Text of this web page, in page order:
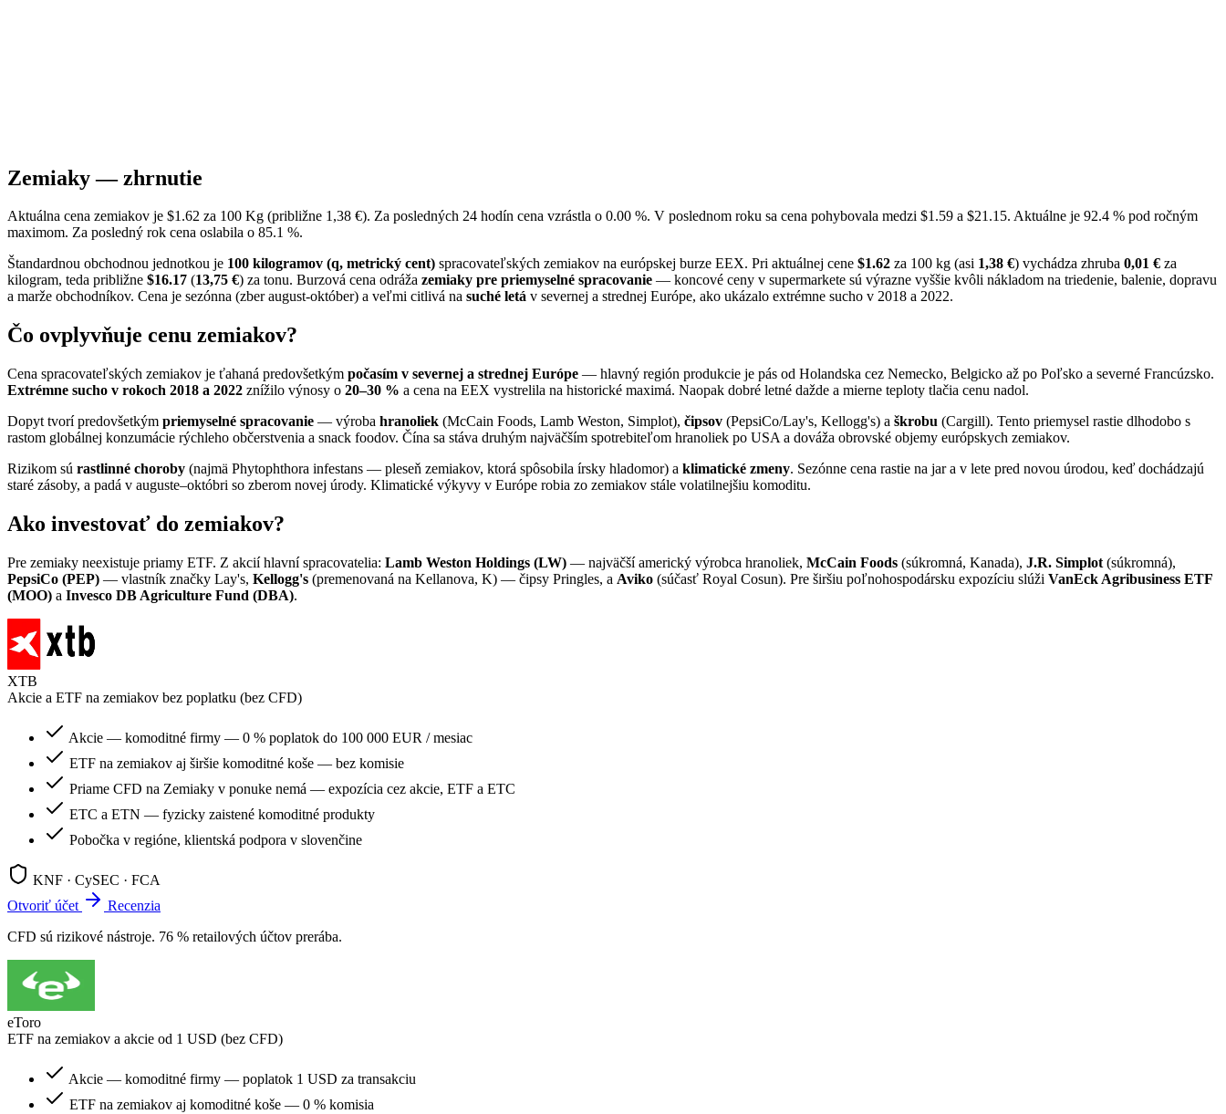
Zemiaky — zhrnutie
Aktuálna cena zemiakov je $1.62 za 100 Kg (približne 1,38 €). Za posledných 24 hodín cena vzrástla o 0.00 %. V poslednom roku sa cena pohybovala medzi $1.59 a $21.15. Aktuálne je 92.4 % pod ročným
maximom. Za posledný rok cena oslabila o 85.1 %.
Štandardnou obchodnou jednotkou je 100 kilogramov (q, metrický cent) spracovateľských zemiakov na európskej burze EEX. Pri aktuálnej cene $1.62 za 100 kg (asi 1,38 €) vychádza zhruba 0,01 € za
kilogram, teda približne $16.17 (13,75 €) za tonu. Burzová cena odráža zemiaky pre priemyselné spracovanie — koncové ceny v supermarkete sú výrazne vyššie kvôli nákladom na triedenie, balenie, dopravu
a marže obchodníkov. Cena je sezónna (zber august-október) a veľmi citlivá na suché letá v severnej a strednej Európe, ako ukázalo extrémne sucho v 2018 a 2022.
Čo ovplyvňuje cenu zemiakov?
Cena spracovateľských zemiakov je ťahaná predovšetkým počasím v severnej a strednej Európe — hlavný región produkcie je pás od Holandska cez Nemecko, Belgicko až po Poľsko a severné Francúzsko.
Extrémne sucho v rokoch 2018 a 2022 znížilo výnosy o 20–30 % a cena na EEX vystrelila na historické maximá. Naopak dobré letné dažde a mierne teploty tlačia cenu nadol.
Dopyt tvorí predovšetkým priemyselné spracovanie — výroba hranoliek (McCain Foods, Lamb Weston, Simplot), čipsov (PepsiCo/Lay's, Kellogg's) a škrobu (Cargill). Tento priemysel rastie dlhodobo s
rastom globálnej konzumácie rýchleho občerstvenia a snack foodov. Čína sa stáva druhým najväčším spotrebiteľom hranoliek po USA a dováža obrovské objemy európskych zemiakov.
Rizikom sú rastlinné choroby (najmä Phytophthora infestans — pleseň zemiakov, ktorá spôsobila írsky hladomor) a klimatické zmeny. Sezónne cena rastie na jar a v lete pred novou úrodou, keď dochádzajú
staré zásoby, a padá v auguste–októbri so zberom novej úrody. Klimatické výkyvy v Európe robia zo zemiakov stále volatilnejšiu komoditu.
Ako investovať do zemiakov?
Pre zemiaky neexistuje priamy ETF. Z akcií hlavní spracovatelia: Lamb Weston Holdings (LW) — najväčší americký výrobca hranoliek, McCain Foods (súkromná, Kanada), J.R. Simplot (súkromná),
PepsiCo (PEP) — vlastník značky Lay's, Kellogg's (premenovaná na Kellanova, K) — čipsy Pringles, a Aviko (súčasť Royal Cosun). Pre širšiu poľnohospodársku expozíciu slúži VanEck Agribusiness ETF
(MOO) a Invesco DB Agriculture Fund (DBA).
XTB
Akcie a ETF na zemiakov bez poplatku (bez CFD)
Akcie — komoditné firmy — 0 % poplatok do 100 000 EUR / mesiac
ETF na zemiakov aj širšie komoditné koše — bez komisie
Priame CFD na Zemiaky v ponuke nemá — expozícia cez akcie, ETF a ETC
ETC a ETN — fyzicky zaistené komoditné produkty
Pobočka v regióne, klientská podpora v slovenčine
KNF · CySEC · FCA
Otvoriť účet
Recenzia
CFD sú rizikové nástroje. 76 % retailových účtov prerába.
eToro
ETF na zemiakov a akcie od 1 USD (bez CFD)
Akcie — komoditné firmy — poplatok 1 USD za transakciu
ETF na zemiakov aj komoditné koše — 0 % komisia